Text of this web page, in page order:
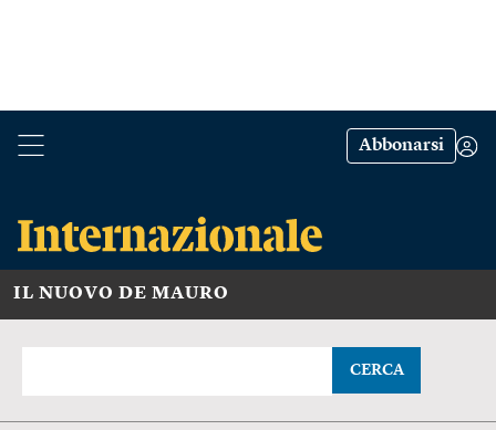
Abbonarsi
IL NUOVO DE MAURO
CERCA